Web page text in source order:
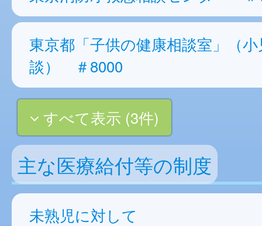
東京都「子供の健康相談室」（
談） ＃8000
すべて表示 (3件)
主な医療給付等の制度
未熟児に対して